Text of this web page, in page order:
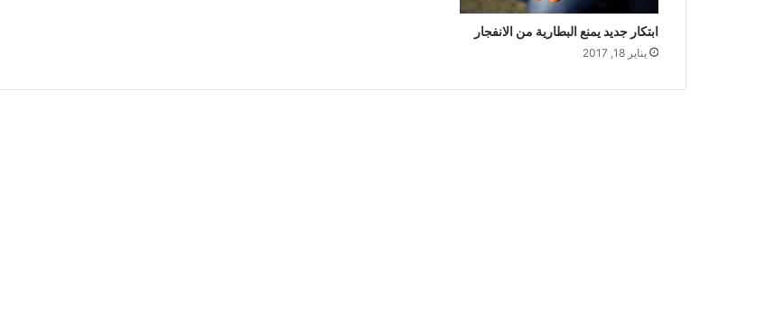
ابتكار جديد يمنع البطارية من الانفجار
يناير 18, 2017